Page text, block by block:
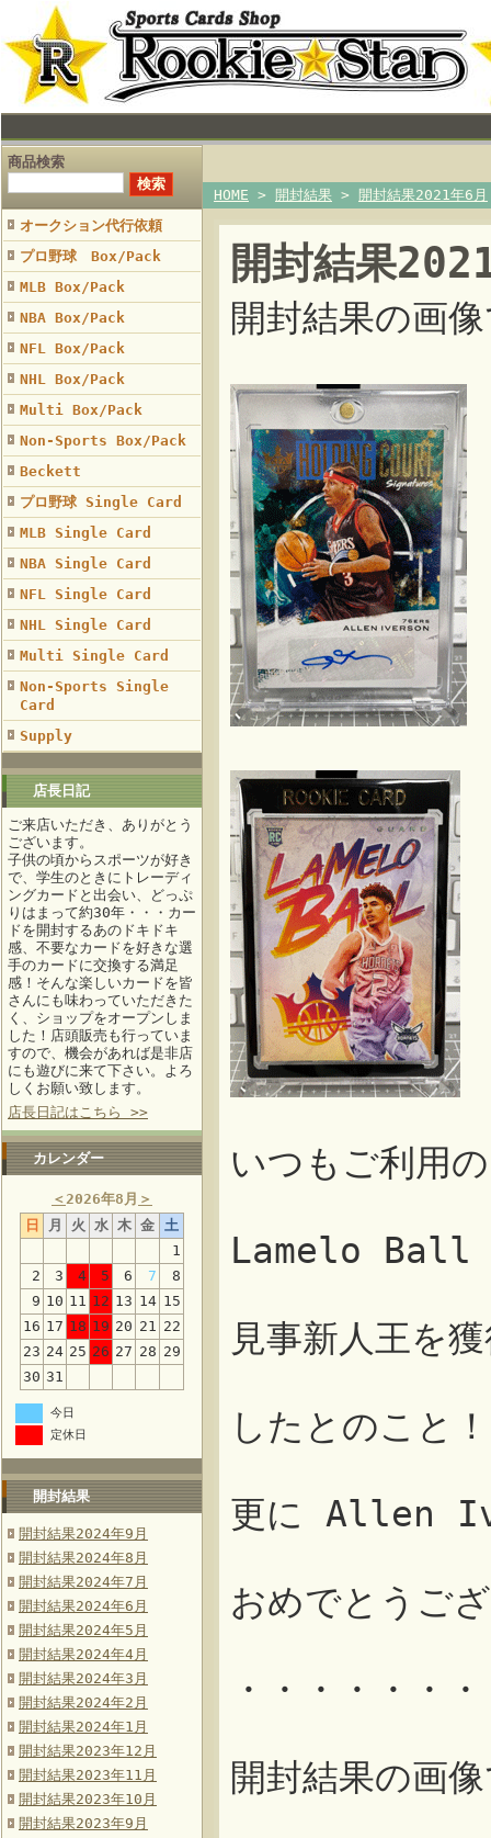
商品検索
オークション代行依頼
プロ野球 Box/Pack
MLB Box/Pack
NBA Box/Pack
NFL Box/Pack
NHL Box/Pack
Multi Box/Pack
Non-Sports Box/Pack
Beckett
プロ野球 Single Card
MLB Single Card
NBA Single Card
NFL Single Card
NHL Single Card
Multi Single Card
Non-Sports Single
Card
Supply
店長日記
ご来店いただき、ありがとう
ございます。
子供の頃からスポーツが好き
で、学生のときにトレーディ
ングカードと出会い、どっぷ
りはまって約30年・・・カー
ドを開封するあのドキドキ
感、不要なカードを好きな選
手のカードに交換する満足
感！そんな楽しいカードを皆
さんにも味わっていただきた
く、ショップをオープンしま
した！店頭販売も行っていま
すので、機会があれば是非店
にも遊びに来て下さい。よろ
しくお願い致します。
店長日記はこちら >>
カレンダー
＜2026年8月 ＞
日
月 火 水 木 金 土
1
2
3 4 5 6 7
8
9 10 11 12 13 14 15
16 17 18 19 20 21 22
23 24 25 26 27 28 29
30 31
今日
定休日
開封結果
開封結果2024年9月
開封結果2024年8月
開封結果2024年7月
開封結果2024年6月
開封結果2024年5月
開封結果2024年4月
開封結果2024年3月
開封結果2024年2月
開封結果2024年1月
開封結果2023年12月
開封結果2023年11月
開封結果2023年10月
開封結果2023年9月
HOME > 開封結果 > 開封結果2021年6月
開封結果
開封結果の画
いつもご利用
Lamelo Ball
見事新人王を
したとのこと
更に Allen
おめでとうご
・・・・・・
開封結果の画